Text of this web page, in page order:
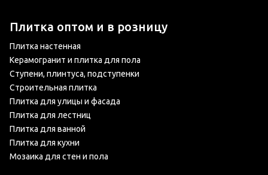
Плитка оптом и в розницу
Плитка настенная
Керамогранит и плитка для пола
Ступени, плинтуса, подступенки
Строительная плитка
Плитка для улицы и фасада
Плитка для лестниц
Плитка для ванной
Плитка для кухни
Мозаика для стен и пола